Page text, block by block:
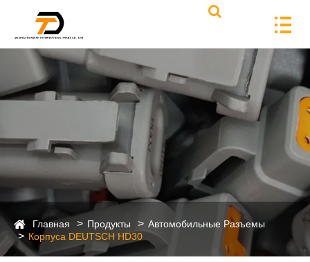
Главная Продукты
Автомобильные Разъемы
Корпуса DEUTSCH HD30